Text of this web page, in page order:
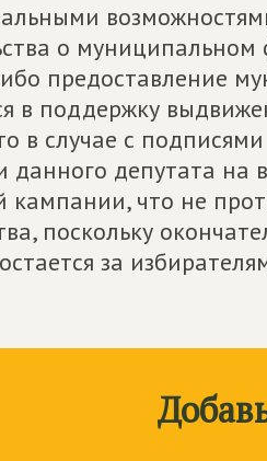
о муниципальном
предоставление
в поддержку
в случае с
данного депутата на
кампании, что не
поскольку
за